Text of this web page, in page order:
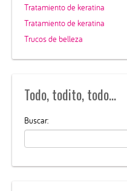
Tratamiento de keratina
Tratamiento de keratina
Trucos de belleza
Todo, todito, todo…
Buscar: